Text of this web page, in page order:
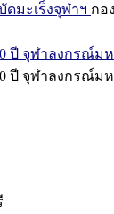
มะเร็งจุฬาฯ กอ
ปี จุฬาลงกรณ์ม
ปี จุฬาลงกรณ์ม